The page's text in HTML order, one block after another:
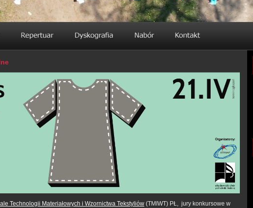
Technologii Materiałowych i Wzornictwa Tekstyliów (TMIWT) PŁ, jury konkursowe w